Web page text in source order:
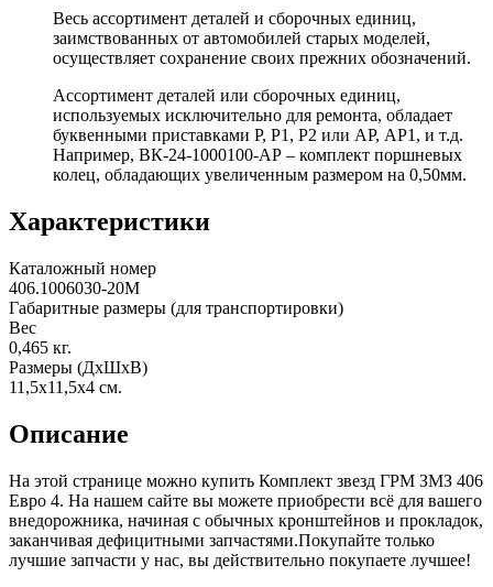
Весь ассортимент деталей и сборочных единиц,
заимствованных от автомобилей старых моделей,
осуществляет сохранение своих прежних обозначений.
Ассортимент деталей или сборочных единиц,
используемых исключительно для ремонта, обладает
буквенными приставками Р, Р1, Р2 или АР, АР1, и т.д.
Например, ВК-24-1000100-АР – комплект поршневых
колец, обладающих увеличенным размером на 0,50мм.
Характеристики
Каталожный номер
406.1006030-20М
Габаритные размеры (для транспортировки)
Вес
0,465 кг.
Размеры (ДхШхВ)
11,5х11,5х4 см.
Описание
На этой странице можно купить Комплект звезд ГРМ ЗМЗ 406
Евро 4. На нашем сайте вы можете приобрести всё для вашего
внедорожника, начиная с обычных кронштейнов и прокладок,
заканчивая дефицитными запчастями.Покупайте только
лучшие запчасти у нас, вы действительно покупаете лучшее!